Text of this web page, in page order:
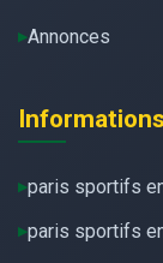
Annonces
Informations
paris sportifs
paris sportifs